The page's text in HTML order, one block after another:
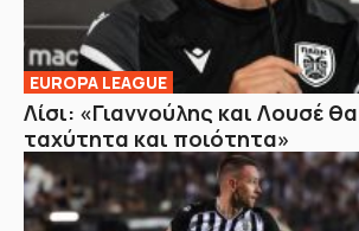
EUROPA LEAGUE
Λίσι: «Γιαννούλης και Λουσέ
ταχύτητα και ποιότητα»